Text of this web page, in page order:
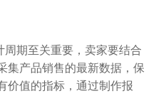
期至关重要，卖家要结合
集产品销售的最新数据，保
价值的指标，通过制作报